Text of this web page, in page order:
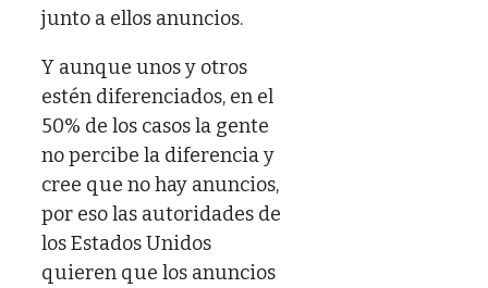
junto a ellos anuncios.
Y aunque unos y otros
estén diferenciados, en el
50% de los casos la gente
no percibe la diferencia y
cree que no hay anuncios,
por eso las autoridades de
los Estados Unidos
quieren que los anuncios